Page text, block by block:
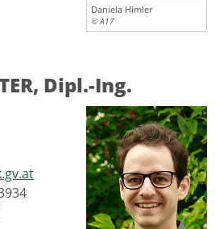
Daniela Himler
© A17
Dipl.-Ing.